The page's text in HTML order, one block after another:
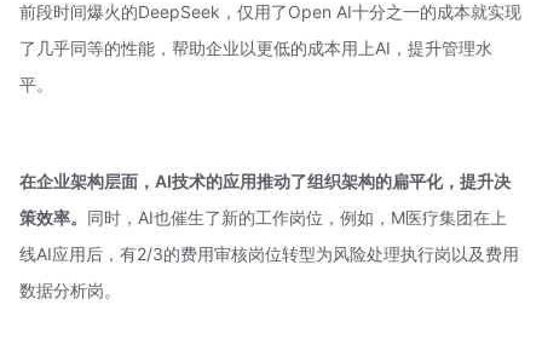
前段时间爆火的DeepSeek，仅用了Open AI十分之一的成本就实现
了几乎同等的性能，帮助企业以更低的成本用上AI，提升管理水
平。
在企业架构层面，AI技术的应用推动了组织架构的扁平化，提升决
策效率。 同时，AI也催生了新的工作岗位，例如，M医疗集团在上
线AI应用后，有2/3的费用审核岗位转型为风险处理执行岗以及费用
数据分析岗。